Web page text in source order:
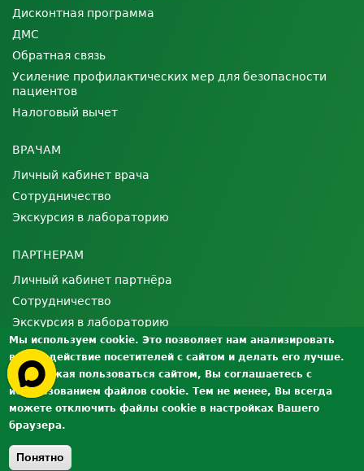
Дисконтная программа
ДМС
Обратная связь
Усиление профилактических мер для безопасности
пациентов
Налоговый вычет
ВРАЧАМ
Личный кабинет врача
Сотрудничество
Экскурсия в лабораторию
ПАРТНЕРАМ
Личный кабинет партнёра
Сотрудничество
Экскурсия в лабораторию
О ЛАБОРАТОРИИ
Лицензии и сертификаты
Контроль качества
Вакансии
Документы
Мы используем cookie. Это позволяет нам анализировать
взаимодействие посетителей с сайтом и делать его лучше.
Продолжая пользоваться сайтом, Вы соглашаетесь с
использованием файлов cookie. Тем не менее, Вы всегда
можете отключить файлы cookie в настройках Вашего
браузера.
Понятно